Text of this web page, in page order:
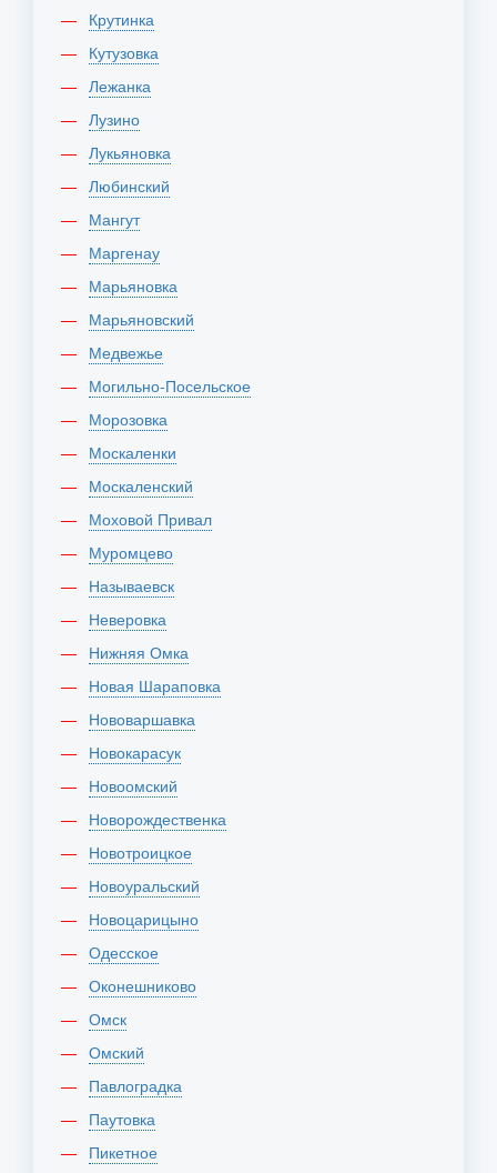
Крутинка
Кутузовка
Лежанка
Лузино
Лукьяновка
Любинский
Мангут
Маргенау
Марьяновка
Марьяновский
Медвежье
Могильно-Посельское
Морозовка
Москаленки
Москаленский
Моховой Привал
Муромцево
Называевск
Неверовка
Нижняя Омка
Новая Шараповка
Нововаршавка
Новокарасук
Новоомский
Новорождественка
Новотроицкое
Новоуральский
Новоцарицыно
Одесское
Оконешниково
Омск
Омский
Павлоградка
Паутовка
Пикетное